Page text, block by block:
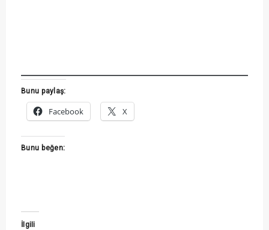
Bunu paylaş:
Facebook
X
Bunu beğen:
İlgili